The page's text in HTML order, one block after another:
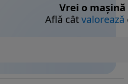
Vrei o mașină
Află câtvalorează